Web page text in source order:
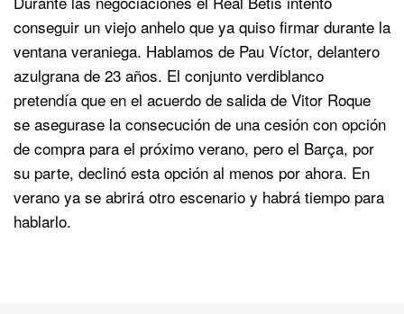
conseguir un viejo anhelo que ya quiso firmar durante la
ventana veraniega. Hablamos de Pau Víctor, delantero
azulgrana de 23 años. El conjunto verdiblanco
pretendía que en el acuerdo de salida de Vitor Roque
se asegurase la consecución de una cesión con opción
de compra para el próximo verano, pero el Barça, por
su parte, declinó esta opción al menos por ahora. En
verano ya se abrirá otro escenario y habrá tiempo para
hablarlo.